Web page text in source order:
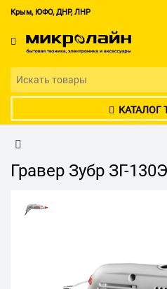
Крым, ЮФО, ДНР, ЛНР
КАТАЛОГ
Гравер Зубр ЗГ-